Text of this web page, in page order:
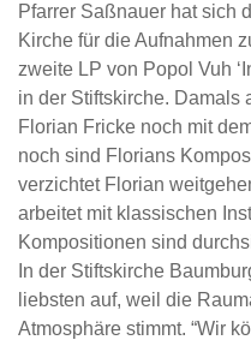
Pfarrer Saßnauer hat sich
Kirche für die Aufnahmen
zweite LP von Popol Vuh
in der Stiftskirche. Damals
Florian Fricke noch mit
noch sind Florians
verzichtet Florian
arbeitet mit klassischen
Kompositionen sind
In der Stiftskirche
liebsten auf, weil die
Atmosphäre stimmt. “Wir